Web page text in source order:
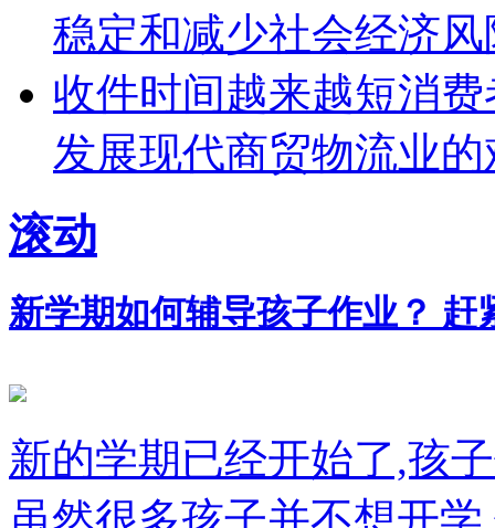
稳定和减少社会经济风
收件时间越来越短消
发展现代商贸物流业
滚动
新学期如何辅导孩子作业？
新的学期已经开始了,孩